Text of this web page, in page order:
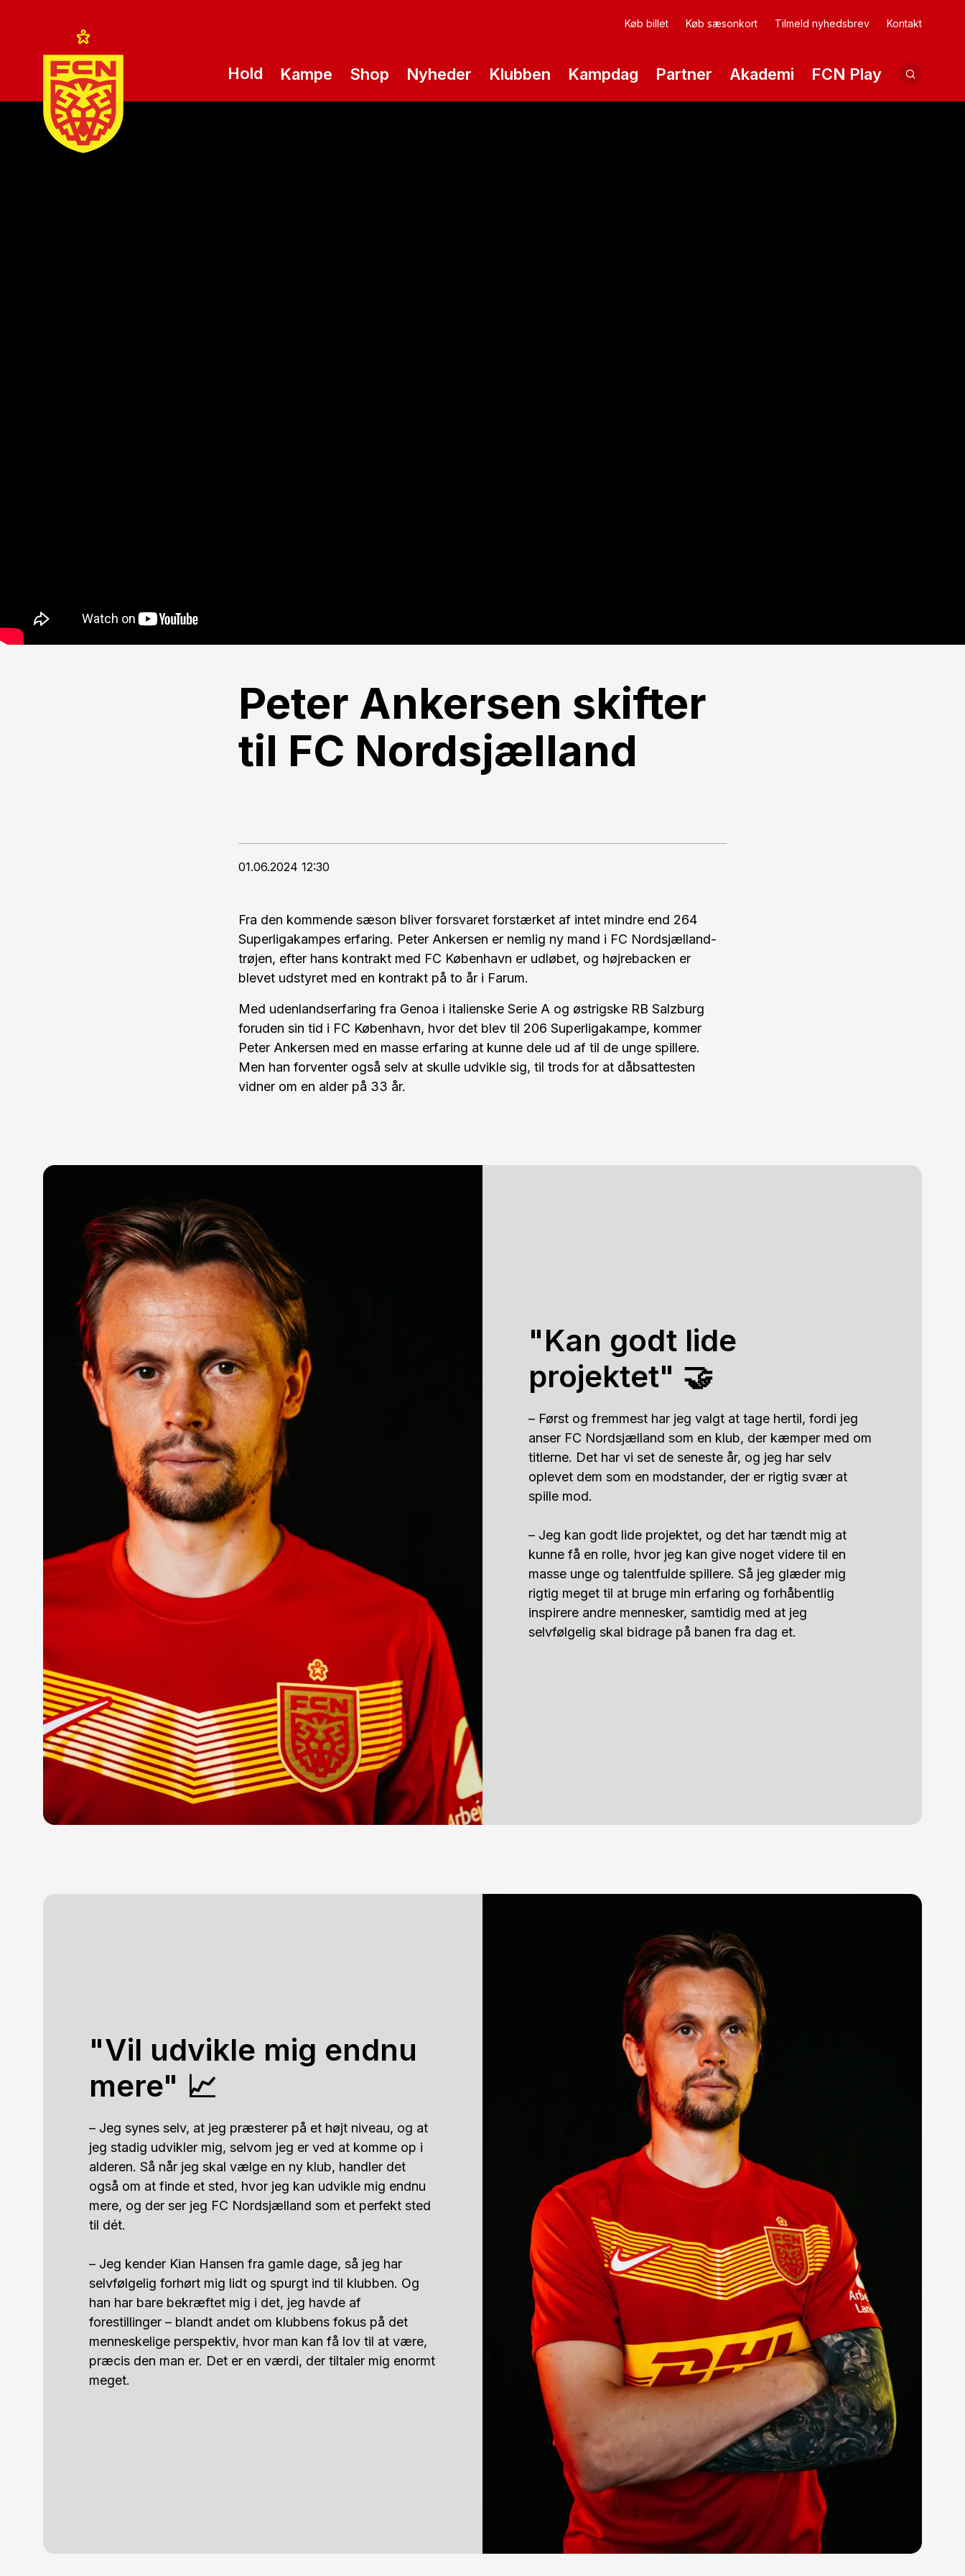
Hold Kampe Shop Nyheder Klubben Kampdag Partner Akademi FCN Play
Køb billet Køb sæsonkort Tilmeld nyhedsbrev Kontakt
Peter Ankersen skifter
til FC Nordsjælland
01.06.2024 12:30
Fra den kommende sæson bliver forsvaret forstærket af intet mindre end 264
Superligakampes erfaring. Peter Ankersen er nemlig ny mand i FC Nordsjælland-
trøjen, efter hans kontrakt med FC København er udløbet, og højrebacken er
blevet udstyret med en kontrakt på to år i Farum.
Med udenlandserfaring fra Genoa i italienske Serie A og østrigske RB Salzburg
foruden sin tid i FC København, hvor det blev til 206 Superligakampe, kommer
Peter Ankersen med en masse erfaring at kunne dele ud af til de unge spillere.
Men han forventer også selv at skulle udvikle sig, til trods for at dåbsattesten
vidner om en alder på 33 år.
"Kan godt lide
projektet" 🤝
– Først og fremmest har jeg valgt at tage hertil, fordi jeg
anser FC Nordsjælland som en klub, der kæmper med om
titlerne. Det har vi set de seneste år, og jeg har selv
oplevet dem som en modstander, der er rigtig svær at
spille mod.
– Jeg kan godt lide projektet, og det har tændt mig at
kunne få en rolle, hvor jeg kan give noget videre til en
masse unge og talentfulde spillere. Så jeg glæder mig
rigtig meget til at bruge min erfaring og forhåbentlig
inspirere andre mennesker, samtidig med at jeg
selvfølgelig skal bidrage på banen fra dag et.
"Vil udvikle mig endnu
mere" 📈
– Jeg synes selv, at jeg præsterer på et højt niveau, og at
jeg stadig udvikler mig, selvom jeg er ved at komme op i
alderen. Så når jeg skal vælge en ny klub, handler det
også om at finde et sted, hvor jeg kan udvikle mig endnu
mere, og der ser jeg FC Nordsjælland som et perfekt sted
til dét.
– Jeg kender Kian Hansen fra gamle dage, så jeg har
selvfølgelig forhørt mig lidt og spurgt ind til klubben. Og
han har bare bekræftet mig i det, jeg havde af
forestillinger – blandt andet om klubbens fokus på det
menneskelige perspektiv, hvor man kan få lov til at være,
præcis den man er. Det er en værdi, der tiltaler mig enormt
meget.